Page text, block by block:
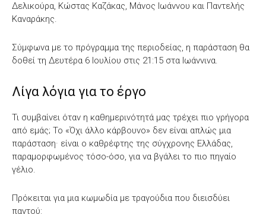
Δελικούρα, Κώστας Καζάκας, Μάνος Ιωάννου και Παντελής
Καναράκης.
Σύμφωνα με το πρόγραμμα της περιοδείας, η παράσταση θα
δοθεί τη Δευτέρα 6 Ιουλίου στις 21:15 στα Ιωάννινα.
Λίγα λόγια για το έργο
Τι συμβαίνει όταν η καθημερινότητά μας τρέχει πιο γρήγορα
από εμάς; Το «Όχι άλλο κάρβουνο» δεν είναι απλώς μια
παράσταση· είναι ο καθρέφτης της σύγχρονης Ελλάδας,
παραμορφωμένος τόσο-όσο, για να βγάλει το πιο πηγαίο
γέλιο.
Πρόκειται για μια κωμωδία με τραγούδια που διεισδύει
παντού: